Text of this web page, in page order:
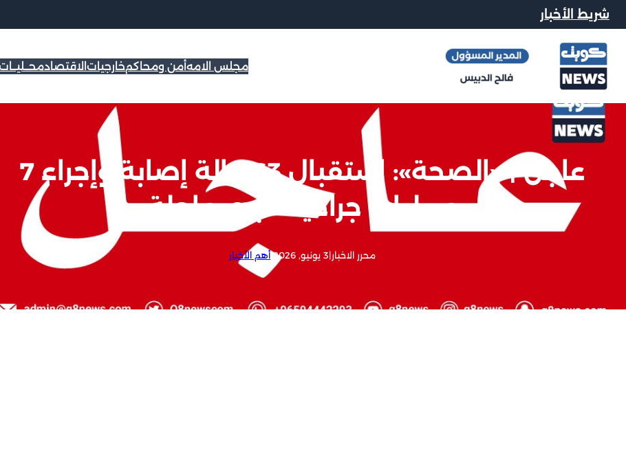
شريط الأخبار
مجلس الامهأمن ومحاكمخارجيات الاقتصاد
عاجل | «الصحة»: استقبال 63 حالة إصابة وإجراء 7
عمليات جراحية كبرى عاجلة
محرر الاخبار|3 يونيو, 2026 |أهم الأخبار